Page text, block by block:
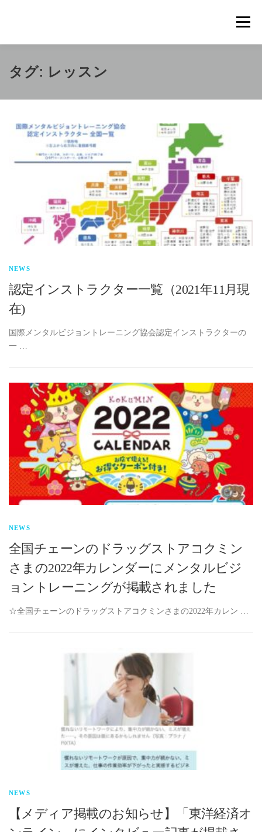
ン
キ
メニュ
概要 METHOD
新着情報 ショップ
タグ: レッスン
NEWS
認定インストラクター一覧（2021年11月現
在)
国際メンタルビジョントレーニング協会認定インストラクターの
一 …
NEWS
全国チェーンのドラッグストアコクミン
さまの2022年カレンダーにメンタルビジ
ョントレーニングが掲載されました
☆全国チェーンのドラッグストアコクミンさまの2022年カレン …
NEWS
【メディア掲載のお知らせ】「東洋経済オ